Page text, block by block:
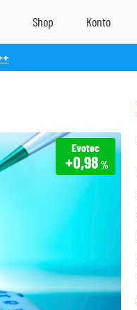
Evotec
+0,98 %